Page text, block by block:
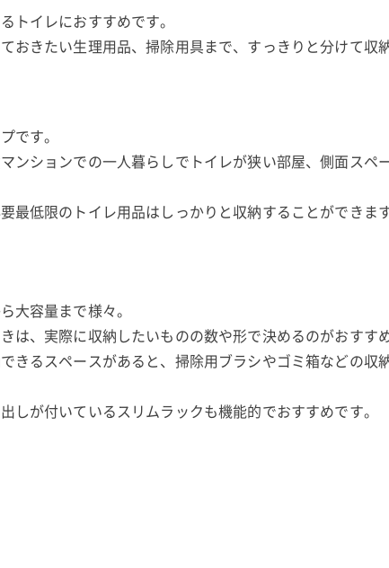
トイレにおすすめです。
おきたい生理用品、掃除用具まで、すっきりと分けて収
です。
ンションでの一人暮らしでトイレが狭い部屋、側面スペ
低限のトイレ用品はしっかりと収納することができます
大容量まで様々。
、実際に収納したいものの数や形で決めるのがおすすめ
きるスペースがあると、掃除用ブラシやゴミ箱などの収
が付いているスリムラックも機能的でおすすめです。